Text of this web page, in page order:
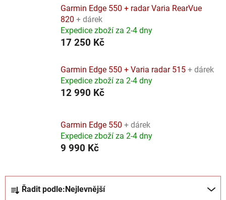
Garmin Edge 550 + radar Varia RearVue
820 + dárek
Expedice zboží za 2-4 dny
17 250 Kč
Garmin Edge 550 + Varia radar 515 + dárek
Expedice zboží za 2-4 dny
12 990 Kč
Garmin Edge 550 + dárek
Expedice zboží za 2-4 dny
9 990 Kč
Řadit podle: Nejlevnější